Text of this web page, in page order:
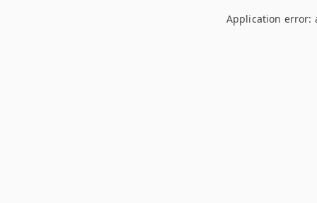
Application error: